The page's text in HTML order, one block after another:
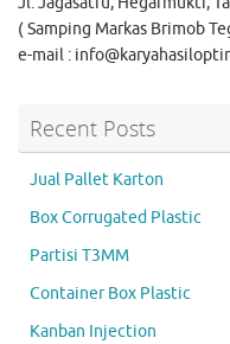
( Samping Markas Brimob
e-mail :
Recent Posts
Jual Pallet Karton
Box Corrugated Plastic
Partisi T3MM
Container Box Plastic
Kanban Injection